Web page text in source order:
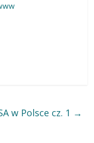
w Polsce cz. 1 →